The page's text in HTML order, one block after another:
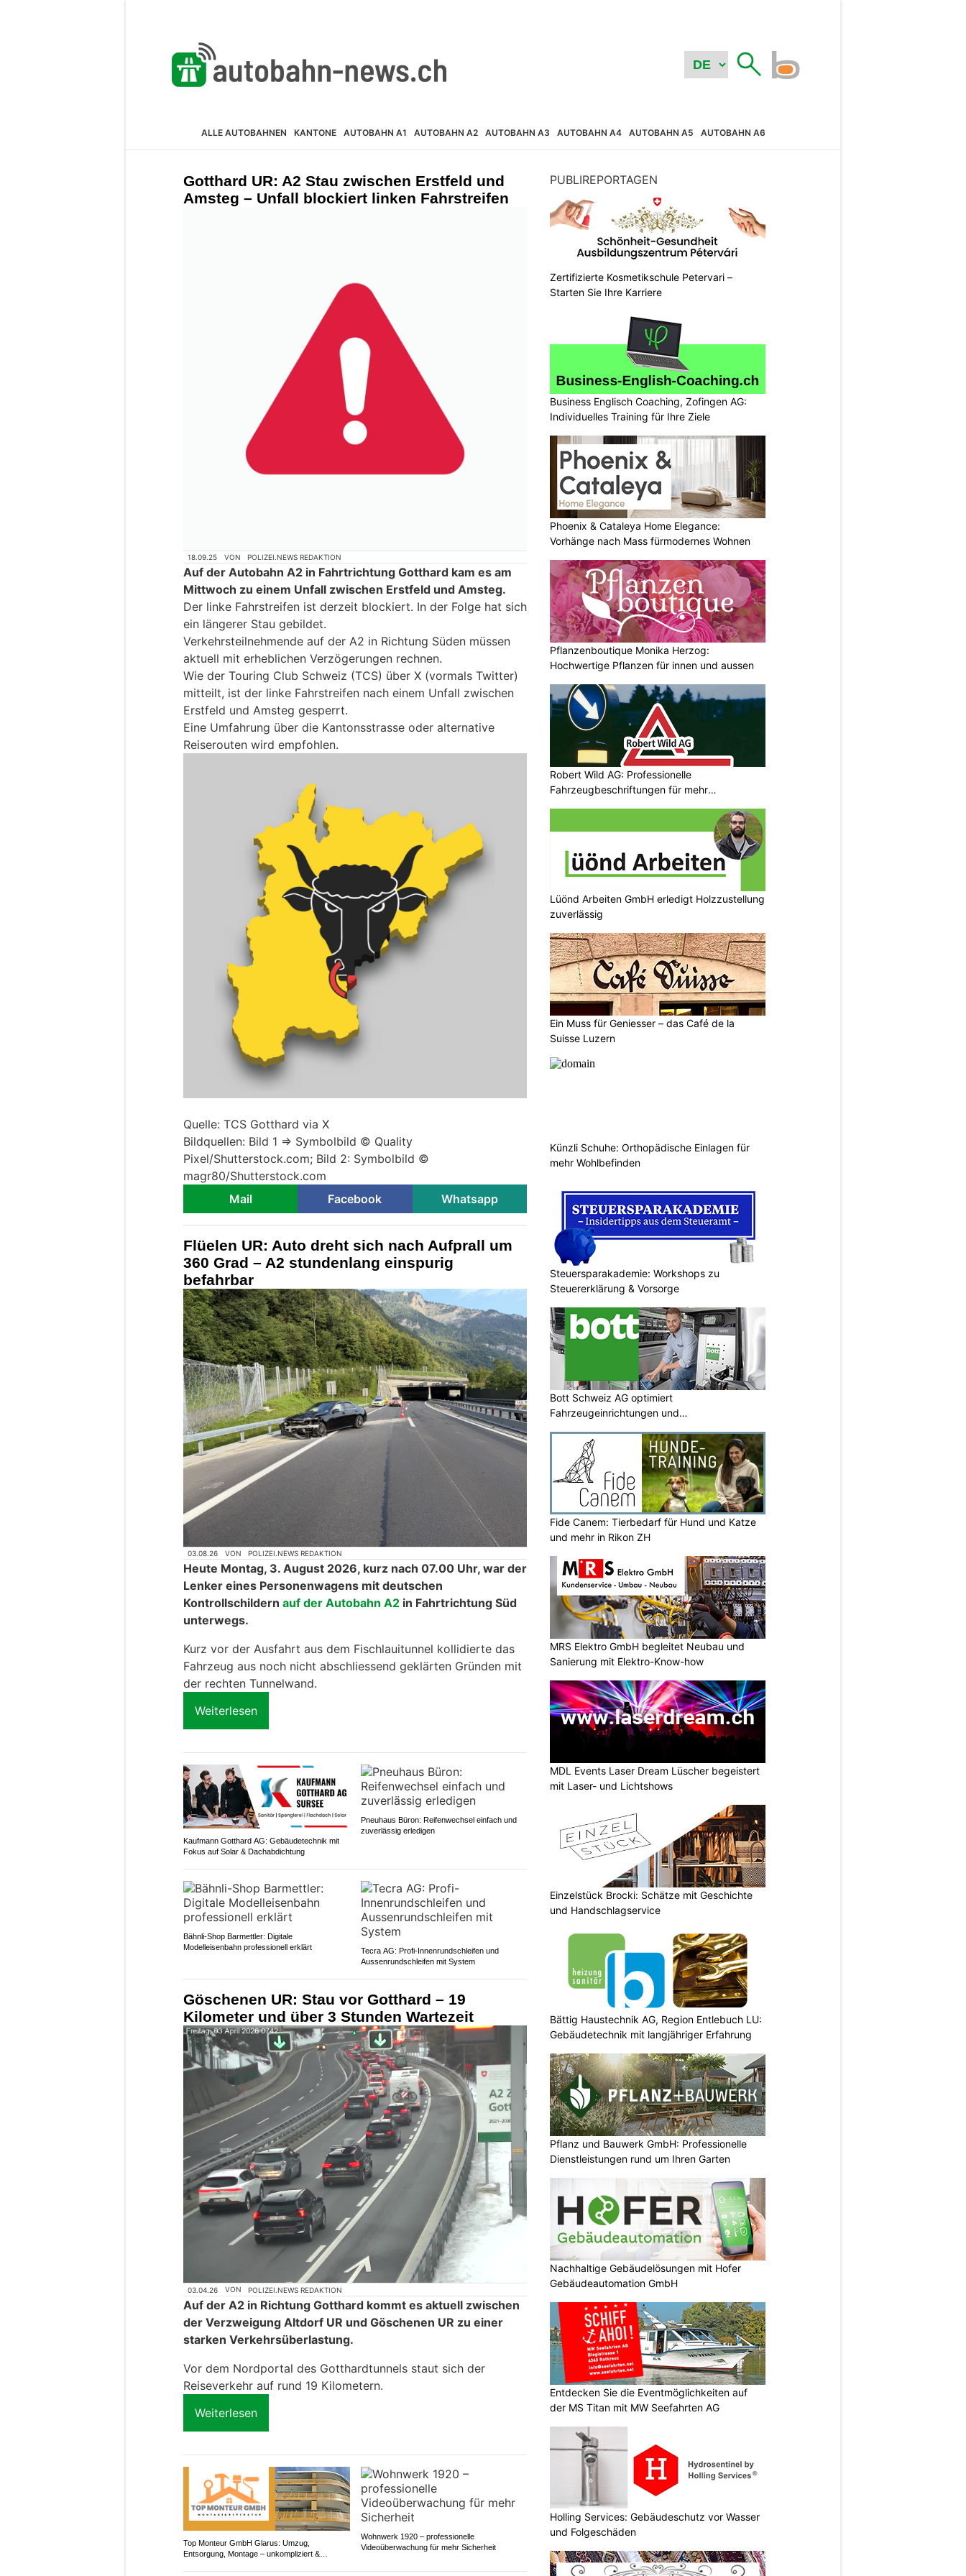
ALLE AUTOBAHNEN KANTONE AUTOBAHN A1 AUTOBAHN A2 AUTOBAHN A3 AUTOBAHN A4 AUTOBAHN A5 AUTOBAHN A6
Gotthard UR: A2 Stau zwischen Erstfeld und
Amsteg – Unfall blockiert linken Fahrstreifen
18.09.25 VON POLIZEI.NEWS REDAKTION
Auf der Autobahn A2 in Fahrtrichtung Gotthard kam es am
Mittwoch zu einem Unfall zwischen Erstfeld und Amsteg.
Der linke Fahrstreifen ist derzeit blockiert. In der Folge hat sich
ein längerer Stau gebildet.
Verkehrsteilnehmende auf der A2 in Richtung Süden müssen
aktuell mit erheblichen Verzögerungen rechnen.
Wie der Touring Club Schweiz (TCS) über X (vormals Twitter)
mitteilt, ist der linke Fahrstreifen nach einem Unfall zwischen
Erstfeld und Amsteg gesperrt.
Eine Umfahrung über die Kantonsstrasse oder alternative
Reiserouten wird empfohlen.
Quelle: TCS Gotthard via X
Bildquellen: Bild 1 => Symbolbild © Quality
Pixel/Shutterstock.com; Bild 2: Symbolbild ©
magr80/Shutterstock.com
Mail
Facebook Whatsapp
Flüelen UR: Auto dreht sich nach Aufprall um
360 Grad – A2 stundenlang einspurig
befahrbar
03.08.26 VON POLIZEI.NEWS REDAKTION
Heute Montag, 3. August 2026, kurz nach 07.00 Uhr, war der
Lenker eines Personenwagens mit deutschen
Kontrollschildern auf der Autobahn A2 in Fahrtrichtung Süd
unterwegs.
Kurz vor der Ausfahrt aus dem Fischlauitunnel kollidierte das
Fahrzeug aus noch nicht abschliessend geklärten Gründen mit
der rechten Tunnelwand.
Weiterlesen
Kaufmann Gotthard AG: Gebäudetechnik mit
Fokus auf Solar & Dachabdichtung
Pneuhaus Büron: Reifenwechsel einfach und
zuverlässig erledigen
Bähnli-Shop Barmettler: Digitale
Modelleisenbahn professionell erklärt
Tecra AG: Profi-Innenrundschleifen und
Aussenrundschleifen mit System
Göschenen UR: Stau vor Gotthard – 19
Kilometer und über 3 Stunden Wartezeit
03.04.26 VON POLIZEI.NEWS REDAKTION
Auf der A2 in Richtung Gotthard kommt es aktuell zwischen
der Verzweigung Altdorf UR und Göschenen UR zu einer
starken Verkehrsüberlastung.
Vor dem Nordportal des Gotthardtunnels staut sich der
Reiseverkehr auf rund 19 Kilometern.
Weiterlesen
Top Monteur GmbH Glarus: Umzug,
Entsorgung, Montage – unkompliziert &
Wohnwerk 1920 – professionelle
Videoüberwachung für mehr Sicherheit
PUBLIREPORTAGEN
Zertifizierte Kosmetikschule Petervari –
Starten Sie Ihre Karriere
Business Englisch Coaching, Zofingen AG:
Individuelles Training für Ihre Ziele
Phoenix & Cataleya Home Elegance:
Vorhänge nach Mass fürmodernes Wohnen
Pflanzenboutique Monika Herzog:
Hochwertige Pflanzen für innen und aussen
Robert Wild AG: Professionelle
Fahrzeugbeschriftungen für mehr
Lüönd Arbeiten GmbH erledigt Holzzustellung
zuverlässig
Ein Muss für Geniesser – das Café de la
Suisse Luzern
Künzli Schuhe: Orthopädische Einlagen für
mehr Wohlbefinden
Steuersparakademie: Workshops zu
Steuererklärung & Vorsorge
Bott Schweiz AG optimiert
Fahrzeugeinrichtungen und
Fide Canem: Tierbedarf für Hund und Katze
und mehr in Rikon ZH
MRS Elektro GmbH begleitet Neubau und
Sanierung mit Elektro-Know-how
MDL Events Laser Dream Lüscher begeistert
mit Laser- und Lichtshows
Einzelstück Brocki: Schätze mit Geschichte
und Handschlagservice
Bättig Haustechnik AG, Region Entlebuch LU:
Gebäudetechnik mit langjähriger Erfahrung
Pflanz und Bauwerk GmbH: Professionelle
Dienstleistungen rund um Ihren Garten
Nachhaltige Gebäudelösungen mit Hofer
Gebäudeautomation GmbH
Entdecken Sie die Eventmöglichkeiten auf
der MS Titan mit MW Seefahrten AG
Holling Services: Gebäudeschutz vor Wasser
und Folgeschäden